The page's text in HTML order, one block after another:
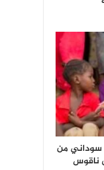
طفل سوداني من
ناقوس